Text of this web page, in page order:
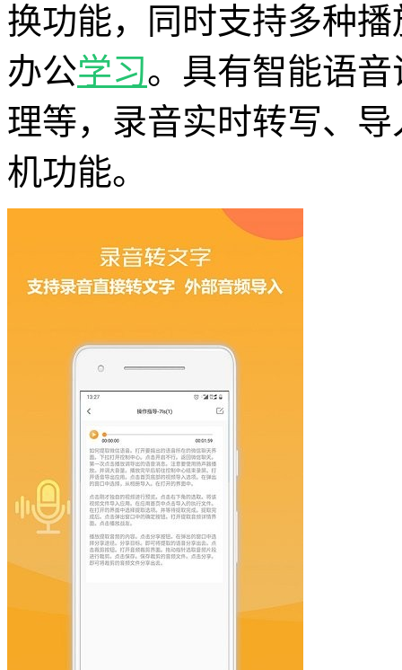
换功能，同时支持多种
办公学习。具有智能语
理等，录音实时转写、
机功能。